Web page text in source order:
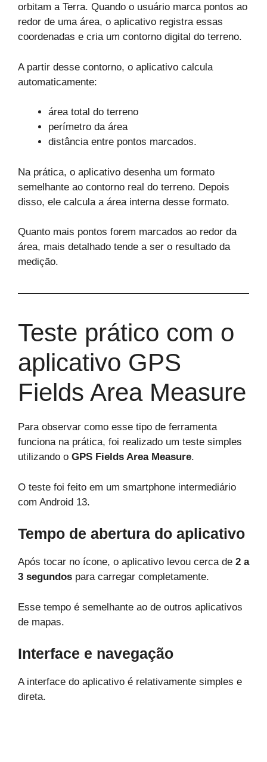
orbitam a Terra. Quando o usuário marca pontos ao
redor de uma área, o aplicativo registra essas
coordenadas e cria um contorno digital do terreno.
A partir desse contorno, o aplicativo calcula
automaticamente:
área total do terreno
perímetro da área
distância entre pontos marcados.
Na prática, o aplicativo desenha um formato
semelhante ao contorno real do terreno. Depois
disso, ele calcula a área interna desse formato.
Quanto mais pontos forem marcados ao redor da
área, mais detalhado tende a ser o resultado da
medição.
Teste prático com o
aplicativo GPS
Fields Area Measure
Para observar como esse tipo de ferramenta
funciona na prática, foi realizado um teste simples
utilizando o GPS Fields Area Measure.
O teste foi feito em um smartphone intermediário
com Android 13.
Tempo de abertura do aplicativo
Após tocar no ícone, o aplicativo levou cerca de 2 a
3 segundos para carregar completamente.
Esse tempo é semelhante ao de outros aplicativos
de mapas.
Interface e navegação
A interface do aplicativo é relativamente simples e
direta.